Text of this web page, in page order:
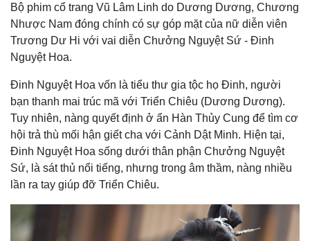
Bộ phim cổ trang Vũ Lâm Linh do Dương Dương, Chương
Nhược Nam đóng chính có sự góp mặt của nữ diễn viên
Trương Dư Hi với vai diễn Chưởng Nguyệt Sứ - Đinh
Nguyệt Hoa.
Đinh Nguyệt Hoa vốn là tiểu thư gia tộc họ Đinh, người
bạn thanh mai trúc mã với Triển Chiêu (Dương Dương).
Tuy nhiên, nàng quyết định ở ẩn Hàn Thủy Cung để tìm cơ
hội trả thù mối hận giết cha với Cảnh Dật Minh. Hiện tại,
Đinh Nguyệt Hoa sống dưới thân phận Chưởng Nguyệt
Sứ, là sát thủ nổi tiếng, nhưng trong âm thầm, nàng nhiều
lần ra tay giúp đỡ Triển Chiêu.